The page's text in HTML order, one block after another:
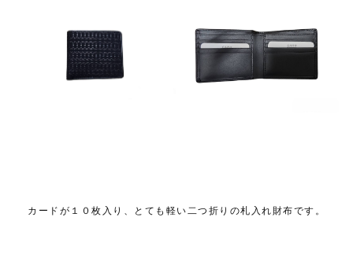
カードが１０枚入り、とても軽い二つ折りの札入れ財布です。